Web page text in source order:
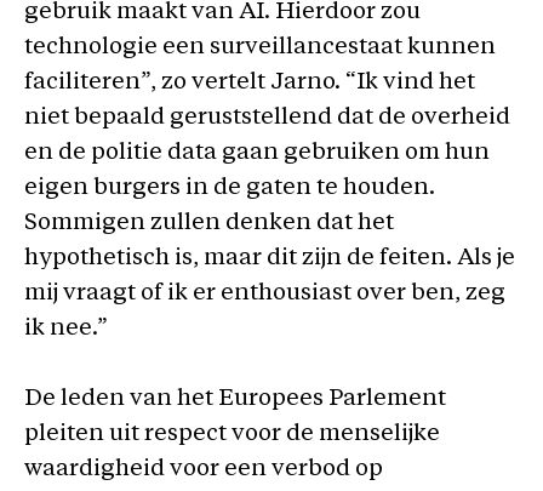
gebruik maakt van AI. Hierdoor zou
technologie een surveillancestaat kunnen
faciliteren”, zo vertelt Jarno. “Ik vind het
niet bepaald geruststellend dat de overheid
en de politie data gaan gebruiken om hun
eigen burgers in de gaten te houden.
Sommigen zullen denken dat het
hypothetisch is, maar dit zijn de feiten. Als je
mij vraagt of ik er enthousiast over ben, zeg
ik nee.”
De leden van het Europees Parlement
pleiten uit respect voor de menselijke
waardigheid voor een verbod op